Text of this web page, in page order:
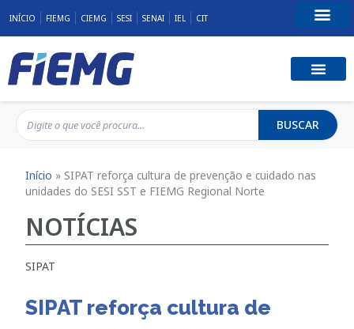
INÍCIO FIEMG CIEMG SESI SENAI IEL CIT
BUSCAR
Início » SIPAT reforça cultura de prevenção e cuidado nas
unidades do SESI SST e FIEMG Regional Norte
NOTÍCIAS
SIPAT
SIPAT reforça cultura de